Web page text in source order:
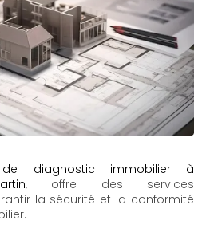
de diagnostic immobilier à
, offre des services
la sécurité et la conformité